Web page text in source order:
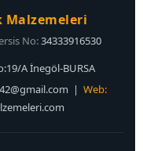
Malzemeleri
No:34333916530
A İnegöl-BURSA
| Web: